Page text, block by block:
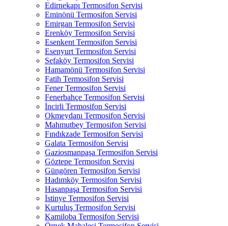
Edirnekapı Termosifon Servisi
Eminönü Termosifon Servisi
Emirgan Termosifon Servisi
Erenköy Termosifon Servisi
Esenkent Termosifon Servisi
Esenyurt Termosifon Servisi
Sefaköy Termosifon Servisi
Hamamönü Termosifon Servisi
Fatih Termosifon Servisi
Fener Termosifon Servisi
Fenerbahçe Termosifon Servisi
İncirli Termosifon Servisi
Okmeydanı Termosifon Servisi
Mahmutbey Termosifon Servisi
Fındıkzade Termosifon Servisi
Galata Termosifon Servisi
Gaziosmanpaşa Termosifon Servisi
Göztepe Termosifon Servisi
Güngören Termosifon Servisi
Hadımköy Termosifon Servisi
Hasanpaşa Termosifon Servisi
İstinye Termosifon Servisi
Kurtuluş Termosifon Servisi
Kamiloba Termosifon Servisi